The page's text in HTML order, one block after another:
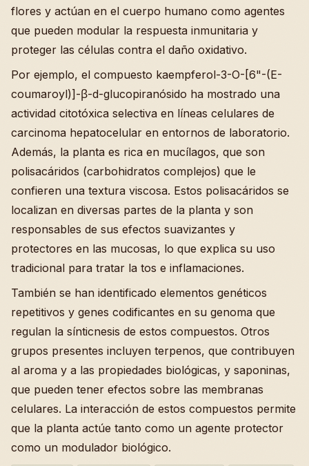
flores y actúan en el cuerpo humano como agentes
que pueden modular la respuesta inmunitaria y
proteger las células contra el daño oxidativo.
Por ejemplo, el compuesto kaempferol-3-O-[6"-(E-
coumaroyl)]-β-d-glucopiranósido ha mostrado una
actividad citotóxica selectiva en líneas celulares de
carcinoma hepatocelular en entornos de laboratorio.
Además, la planta es rica en mucílagos, que son
polisacáridos (carbohidratos complejos) que le
confieren una textura viscosa. Estos polisacáridos se
localizan en diversas partes de la planta y son
responsables de sus efectos suavizantes y
protectores en las mucosas, lo que explica su uso
tradicional para tratar la tos e inflamaciones.
También se han identificado elementos genéticos
repetitivos y genes codificantes en su genoma que
regulan la sínticnesis de estos compuestos. Otros
grupos presentes incluyen terpenos, que contribuyen
al aroma y a las propiedades biológicas, y saponinas,
que pueden tener efectos sobre las membranas
celulares. La interacción de estos compuestos permite
que la planta actúe tanto como un agente protector
como un modulador biológico.